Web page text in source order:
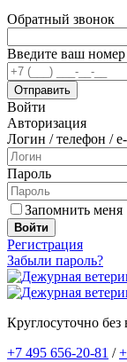
Обратный звонок
Введите ваш номер
Войти
Авторизация
Логин / телефон /
Пароль
Запомнить меня
Войти
Регистрация
Забыли пароль?
Круглосуточно
+7 495 656-20-81 /